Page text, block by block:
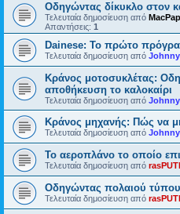
Οδηγώντας δίκυκλο στον
Τελευταία δημοσίευση από MacPap
Απαντήσεις: 1
Dainese: Το πρώτο
Τελευταία δημοσίευση από Johnny
Κράνος μοτοσυκλέτας:
αποθήκευση το καλοκαίρι
Τελευταία δημοσίευση από Johnny
Κράνος μηχανής: Πώς να
Τελευταία δημοσίευση από Johnny
Το αεροπλάνο το οποίο
Τελευταία δημοσίευση από
Οδηγώντας πολαιού
Τελευταία δημοσίευση από